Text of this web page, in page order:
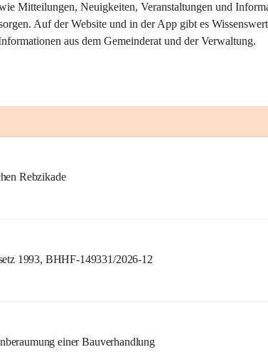
Mitteilungen, Neuigkeiten, Veranstaltungen und
Auf der Website und in der App gibt es
aus dem Gemeinderat und der Verwaltung.
Rebzikade
1993, BHHF-149331/2026-12
einer Bauverhandlung